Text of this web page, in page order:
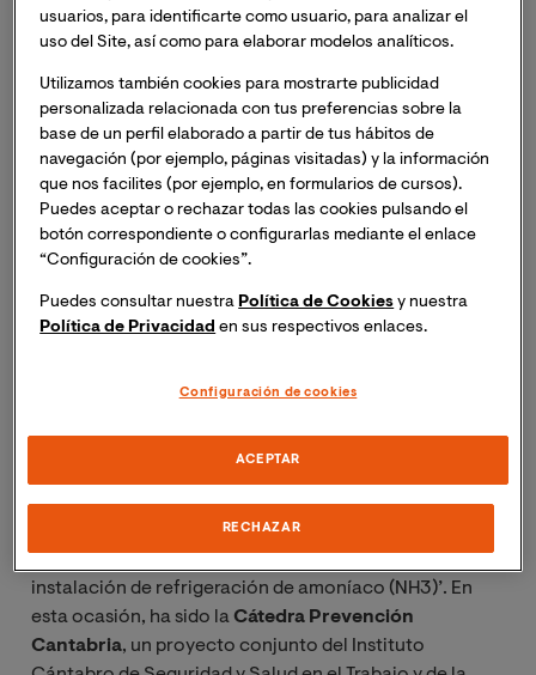
Mireya Villaba Alcañíz es alumni de la
Oficial en Prevención de Riesgos Laborales
Villalba ha sido premiada por la Cátedra
Prevención Cantabria, proyecto conjunto del
Instituto Cántabro de Seguridad y Salud en el
Trabajo y de la Universidad de Cantabria
Conocimiento en Prevención de Riesgos
Laborales, otorgado por el Instituto Valenciano
Internacional de Valencia, ha recibido otro
reconocimiento por su trabajo de fin de maestría,
instalación de refrigeración de amoníaco (NH3)’. En
esta ocasión, ha sido laCátedra Prevención
Cantabria, un proyecto conjunto del Instituto
usuarios, para identificarte como usuario, para analizar el
uso del Site, así como para elaborar modelos analíticos.
Utilizamos también cookies para mostrarte publicidad
personalizada relacionada con tus preferencias sobre la
base de un perfil elaborado a partir de tus hábitos de
navegación (por ejemplo, páginas visitadas) y la información
que nos facilites (por ejemplo, en formularios de cursos).
Puedes aceptar o rechazar todas las cookies pulsando el
botón correspondiente o configurarlas mediante el enlace
“Configuración de cookies”.
Puedes consultar nuestra Política de Cookies y nuestra
Política de Privacidad en sus respectivos enlaces.
Configuración de cookies
RECHAZAR
ACEPTAR